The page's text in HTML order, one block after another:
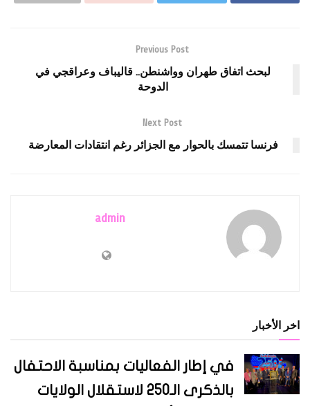
Previous Post
لبحث اتفاق طهران وواشنطن.. قاليباف وعراقجي في
الدوحة
Next Post
فرنسا تتمسك بالحوار مع الجزائر رغم انتقادات المعارضة
admin
اخر الأخبار
في إطار الفعاليات بمناسبة الاحتفال
بالذكرى الـ250 لاستقلال الولايات